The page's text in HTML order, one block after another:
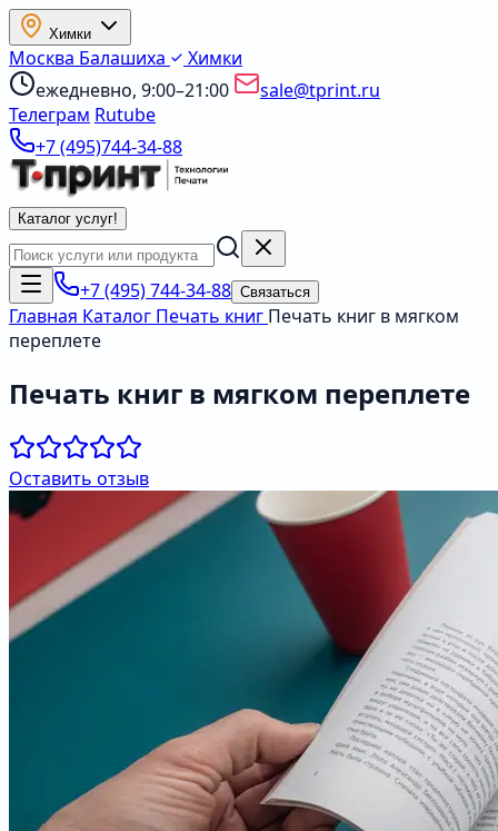
Химки
Москва Балашиха
Химки
ежедневно, 9:00–21:00
sale@tprint.ru
Телеграм Rutube
+7 (495)744-34-88
Каталог услуг!
+7 (495) 744-34-88 Связаться
Главная Каталог Печать книг Печать книг в мягком
переплете
Печать книг в мягком переплете
Оставить отзыв